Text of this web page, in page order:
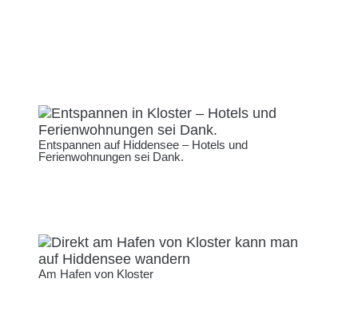
Entspannen auf Hiddensee – Hotels und
Ferienwohnungen sei Dank.
Am Hafen von Kloster